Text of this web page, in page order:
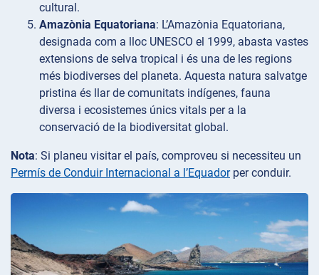
cultural.
Amazònia Equatoriana: L’Amazònia Equatoriana,
designada com a lloc UNESCO el 1999, abasta vastes
extensions de selva tropical i és una de les regions
més biodiverses del planeta. Aquesta natura salvatge
pristina és llar de comunitats indígenes, fauna
diversa i ecosistemes únics vitals per a la
conservació de la biodiversitat global.
Nota: Si planeu visitar el país, comproveu si necessiteu un
Permís de Conduir Internacional a l’Equadorper conduir.